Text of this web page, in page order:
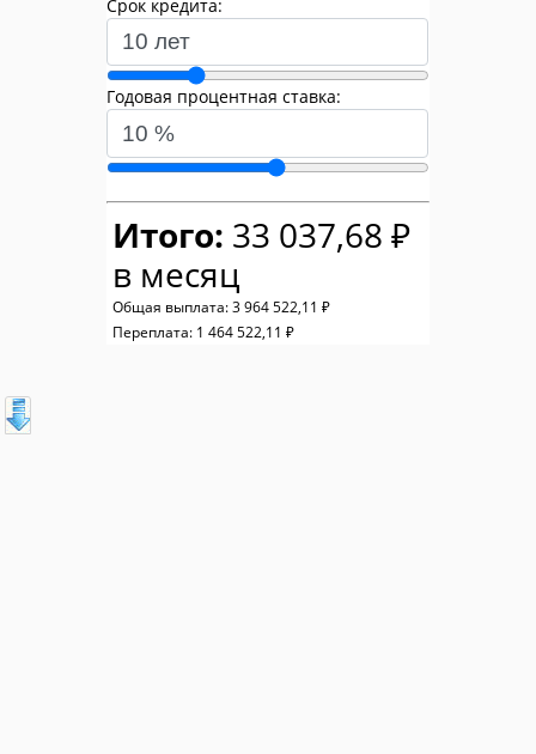
Срок кредита:
Годовая процентная ставка:
Итого: 33 037,68 ₽
в месяц
Общая выплата: 3 964 522,11 ₽
Переплата: 1 464 522,11 ₽